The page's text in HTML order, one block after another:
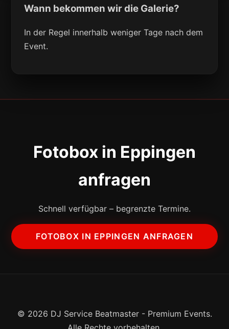
Wann bekommen wir die Galerie?
In der Regel innerhalb weniger Tage nach dem
Event.
Fotobox in Eppingen
anfragen
Schnell verfügbar – begrenzte Termine.
FOTOBOX IN EPPINGEN ANFRAGEN
© 2026 DJ Service Beatmaster - Premium Events.